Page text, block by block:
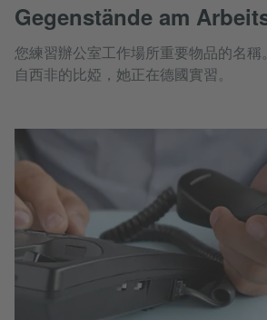
Gegenstände am
您練習辦公室工作場所重要物品的名
自西非的比婭，她正在德國實習。